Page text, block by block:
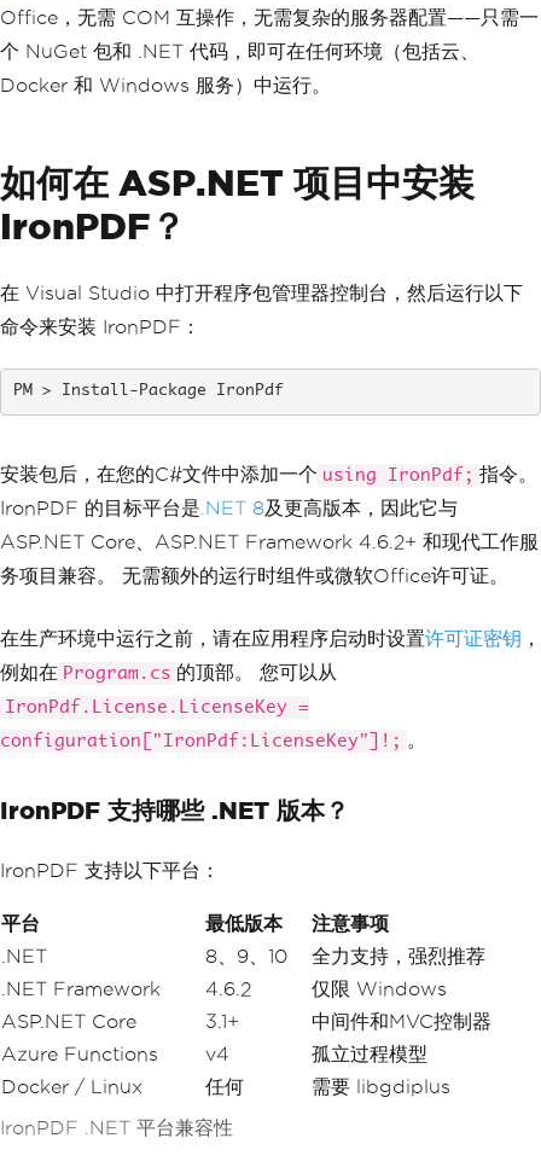
Office，无需 COM 互操作，无需复杂的服务器配置——只需一
个 NuGet 包和 .NET 代码，即可在任何环境（包括云、
Docker 和 Windows 服务）中运行。
如何在 ASP.NET 项目中安装
IronPDF？
在 Visual Studio 中打开程序包管理器控制台，然后运行以下
命令来安装 IronPDF：
Install-Package IronPdf
安装包后，在您的C#文件中添加一个 using IronPdf; 指令。
IronPDF 的目标平台是 .NET 8及更高版本，因此它与
ASP.NET Core、ASP.NET Framework 4.6.2+ 和现代工作服
务项目兼容。 无需额外的运行时组件或微软Office许可证。
在生产环境中运行之前，请在应用程序启动时设置许可证密钥 ，
例如在 Program.cs 的顶部。 您可以从
IronPdf.License.LicenseKey =
configuration["IronPdf:LicenseKey"]!; 。
IronPDF 支持哪些 .NET 版本？
IronPDF 支持以下平台：
IronPDF .NET 平台兼容性
平台 最低版本
注意事项
.NET
8、9、10
全力支持，强烈推荐
.NET Framework
4.6.2
仅限 Windows
ASP.NET Core
3.1+
中间件和MVC控制器
Azure Functions
v4
孤立过程模型
Docker / Linux
任何 需要 libgdiplus